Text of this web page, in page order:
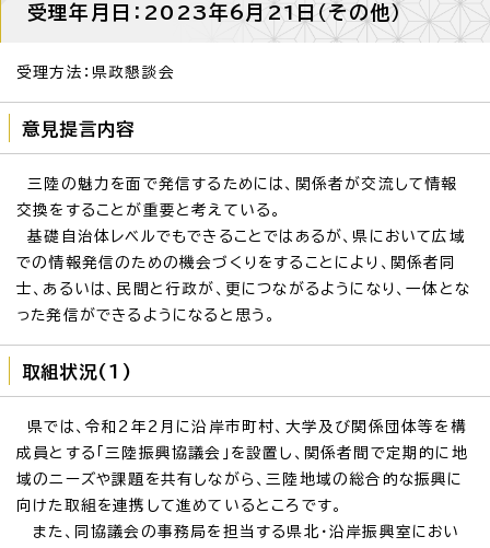
受理年月日：2023年6月21日（その他）
受理方法：県政懇談会
意見提言内容
三陸の魅力を面で発信するためには、関係者が交流して情報
交換をすることが重要と考えている。
基礎自治体レベルでもできることではあるが、県において広域
での情報発信のための機会づくりをすることにより、関係者同
士、あるいは、民間と行政が、更につながるようになり、一体とな
った発信ができるようになると思う。
取組状況(1)
県では、令和2年2月に沿岸市町村、大学及び関係団体等を構
成員とする「三陸振興協議会」を設置し、関係者間で定期的に地
域のニーズや課題を共有しながら、三陸地域の総合的な振興に
向けた取組を連携して進めているところです。
また、同協議会の事務局を担当する県北・沿岸振興室におい